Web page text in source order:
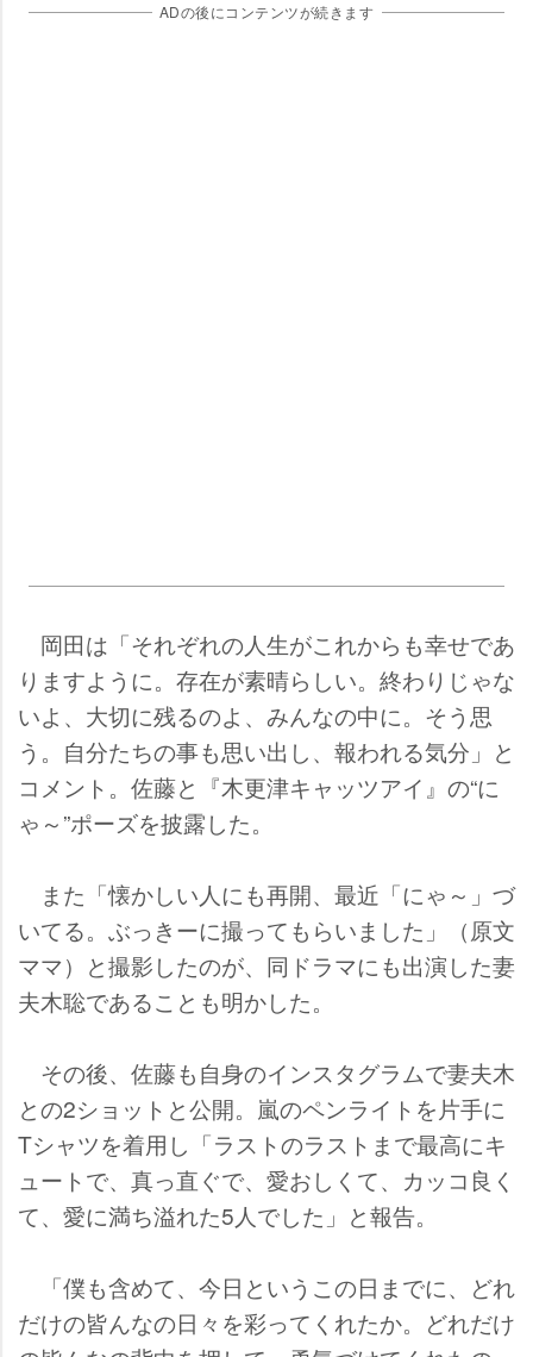
ADの後にコンテンツが続きます
岡田は「それぞれの人生がこれからも幸せであ
りますように。存在が素晴らしい。終わりじゃな
いよ、大切に残るのよ、みんなの中に。そう思
う。自分たちの事も思い出し、報われる気分」と
コメント。佐藤と『木更津キャッツアイ』の“に
ゃ～”ポーズを披露した。
また「懐かしい人にも再開、最近「にゃ～」づ
いてる。ぶっきーに撮ってもらいました」（原文
ママ）と撮影したのが、同ドラマにも出演した妻
夫木聡であることも明かした。
その後、佐藤も自身のインスタグラムで妻夫木
との2ショットと公開。嵐のペンライトを片手に
Tシャツを着用し「ラストのラストまで最高にキ
ュートで、真っ直ぐで、愛おしくて、カッコ良く
て、愛に満ち溢れた5人でした」と報告。
「僕も含めて、今日というこの日までに、どれ
だけの皆んなの日々を彩ってくれたか。どれだけ